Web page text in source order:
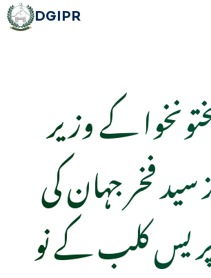
DGIPR
کے وزیر
سید فخر جہان کی
کلب کے نو